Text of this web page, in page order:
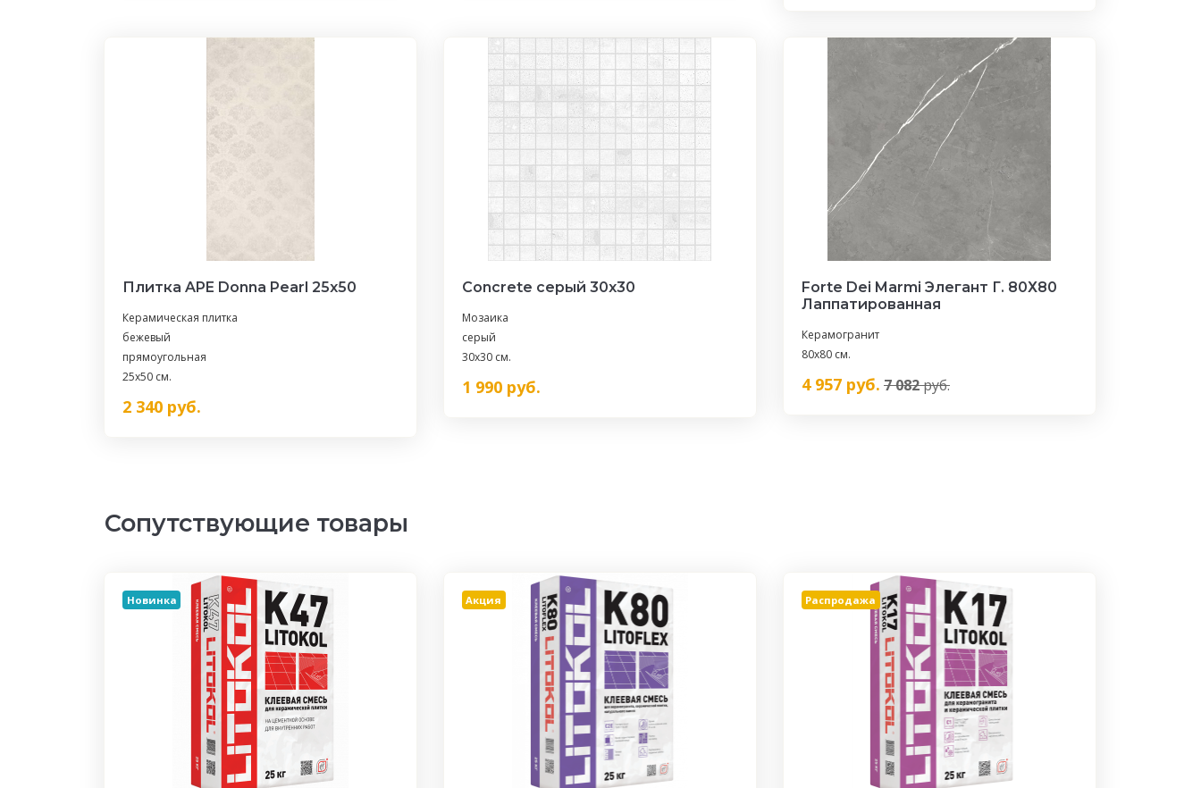
Плитка APE Donna Pearl 25х50
Керамическая плитка
бежевый
прямоугольная
25x50 см.
2 340 руб.
Concrete серый 30х30
Мозаика
серый
30x30 см.
1 990руб.
Forte Dei Marmi Элегант Г. 80Х80
Лаппатированная
Керамогранит
80x80 см.
4 957руб. 7 082руб.
Сопутствующие товары
Новинка Акция Распродажа